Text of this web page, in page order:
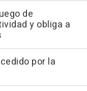
de
y obliga a
por la